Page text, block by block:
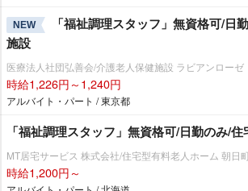
NEW
「福祉調理スタッフ」無資格可/日
施設
医療法人社団弘善会/介護老人保健施設 ラビアンローゼ
時給1,226円～1,240円
アルバイト・パート / 東京都
「福祉調理スタッフ」無資格可/日勤のみ/
MT居宅サービス 株式会社/住宅型有料老人ホーム 朝日
時給1,200円～